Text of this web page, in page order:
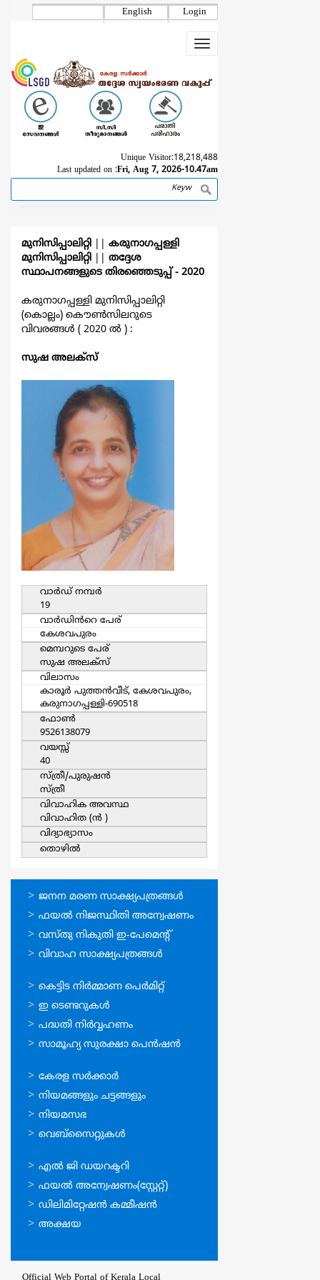
Login
English
Toggle
navigation
Unique Visitor:18,218,488
Last updated on :Fri, Aug 7, 2026-10.47am
Search
മുനിസിപ്പാലിറ്റി
കരുനാഗപ്പള്ളി
മുനിസിപ്പാലിറ്റി
തദ്ദേശ
സ്ഥാപനങ്ങളുടെ തിരഞ്ഞെടുപ്പ്‌ - 2020
കരുനാഗപ്പള്ളി മുനിസിപ്പാലിറ്റി
(കൊല്ലം) കൌൺസിലറുടെ
വിവരങ്ങള്‍ ( 2020 ല്‍ ) :
സുഷ അലക്സ്
വാര്‍ഡ്‌ നമ്പര്‍
19
വാര്‍ഡിൻറെ പേര്
കേശവപുരം
മെമ്പറുടെ പേര്
സുഷ അലക്സ്
വിലാസം
കാരൂർ പുത്തൻവീട്, കേശവപുരം,
കരുനാഗപ്പള്ളി-690518
ഫോൺ
9526138079
വയസ്സ്
40
സ്ത്രീ/പുരുഷന്‍
സ്ത്രീ
വിവാഹിക അവസ്ഥ
വിവാഹിത (ന്‍ )
വിദ്യാഭ്യാസം
തൊഴില്‍
ഓണ്‍ലൈന്‍
സേവനങ്ങള്‍
ജനന മരണ സാക്ഷ്യപത്രങ്ങള്‍
ഫയല്‍ നിജസ്ഥിതി അന്വേഷണം
വസ്തു നികുതി ഇ-പേമെന്റ്
വിവാഹ സാക്ഷ്യപത്രങ്ങള്‍
ഓണ്‍ലൈന്‍
സേവനങ്ങള്‍
കെട്ടിട നിര്‍മ്മാണ പെര്‍മിറ്റ്‌
ഇ ടെണ്ടറുകള്‍
പദ്ധതി നിര്‍വ്വഹണം
സാമൂഹ്യ സുരക്ഷാ പെന്‍ഷന്‍
ഉപയോഗപ്രദമായ
കണ്ണികള്‍
കേരള സര്‍ക്കാര്‍
നിയമങ്ങളും ചട്ടങ്ങളും
നിയമസഭ
വെബ്സൈറ്റുകള്‍
ഉപയോഗപ്രദമായ
കണ്ണികള്‍
എല്‍ ജി ഡയറക്ടറി
ഫയല്‍ അന്വേഷണം(സ്റ്റേറ്റ്)
ഡിലിമിറ്റേഷന്‍ കമ്മീഷന്‍
അക്ഷയ